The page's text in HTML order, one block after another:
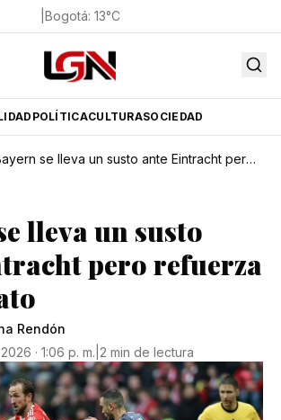
Bogotá: 13°C
POLÍTICACULTURASOCIEDAD
Bayern se lleva un susto ante Eintracht pero refuerza su liderato
lleva un susto
pero refuerza
Rendón
· 1:06 p. m. 2 min de lectura